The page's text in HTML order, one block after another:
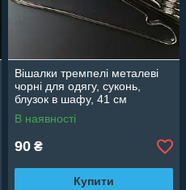
Вішалки тремпелі металеві
чорні для одягу, суконь,
блузок в шафу, 41 см
В наявності
90 ₴
Купити